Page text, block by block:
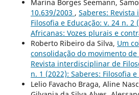
Marina Borges Seemann,
10.639/2003 , Saberes:
Filosofia e Educação: v. 24 n. 2
Africanas: Vozes plurais e
Roberto Ribeiro da Silva, Um
consolidação do movimento de
Revista interdisciplinar de
n. 1 (2022): Saberes: Filosofia e
Lelio Favacho Braga, Aline